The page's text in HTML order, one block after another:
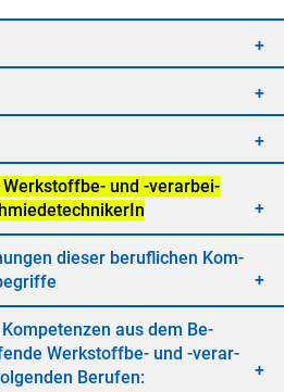
und -ver­ar­bei­
die­ser be­ruf­li­chen Kom­
aus dem Be­
Werk­stoff­be- und -ver­ar­
Be­ru­fen: